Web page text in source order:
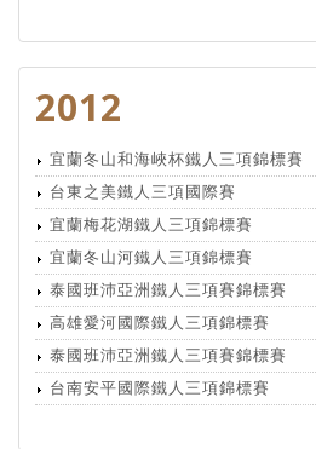
2012
宜蘭冬山和海峽杯鐵人三項錦標賽
台東之美鐵人三項國際賽
宜蘭梅花湖鐵人三項錦標賽
宜蘭冬山河鐵人三項錦標賽
泰國班沛亞洲鐵人三項賽錦標賽
高雄愛河國際鐵人三項錦標賽
泰國班沛亞洲鐵人三項賽錦標賽
台南安平國際鐵人三項錦標賽